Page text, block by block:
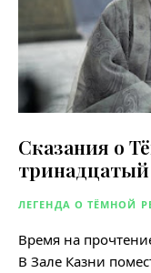
Сказания о
тринадцатый
ЛЕГЕНДА О ТЁМНОЙ
Время на
В Зале Казни